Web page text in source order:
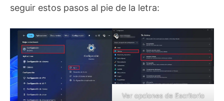
seguir estos pasos al pie de la letra:
Ver opciones de Escritorio